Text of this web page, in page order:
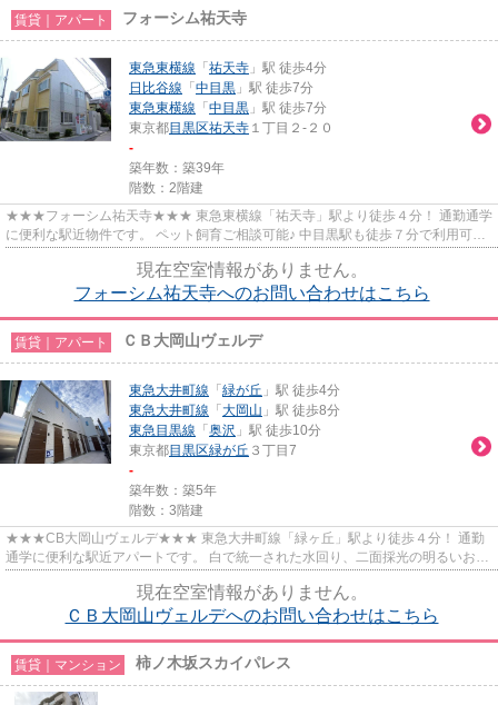
賃貸｜アパート フォーシム祐天寺
東急東横線 「 祐天寺 」駅 徒歩4分
日比谷線 「 中目黒 」駅 徒歩7分
東急東横線 「 中目黒 」駅 徒歩7分
東京都目黒区祐天寺 １丁目２-２０
-
築年数：築39年
階数：2階建
★★★フォーシム祐天寺★★★ 東急東横線「祐天寺」駅より徒歩４分！ 通勤通学
に便利な駅近物件です。 ペット飼育ご相談可能♪ 中目黒駅も徒歩７分で利用可能
現在空室情報がありません。
フォーシム祐天寺へのお問い合わせはこちら
賃貸｜アパート ＣＢ大岡山ヴェルデ
東急大井町線 「 緑が丘 」駅 徒歩4分
東急大井町線 「 大岡山 」駅 徒歩8分
東急目黒線 「 奥沢 」駅 徒歩10分
東京都目黒区緑が丘 ３丁目7
-
築年数：築5年
階数：3階建
★★★CB大岡山ヴェルデ★★★ 東急大井町線「緑ヶ丘」駅より徒歩４分！ 通勤
通学に便利な駅近アパートです。 白で統一された水回り、二面採光の明るいお部
現在空室情報がありません。
ＣＢ大岡山ヴェルデへのお問い合わせはこちら
賃貸｜マンション 柿ノ木坂スカイパレス